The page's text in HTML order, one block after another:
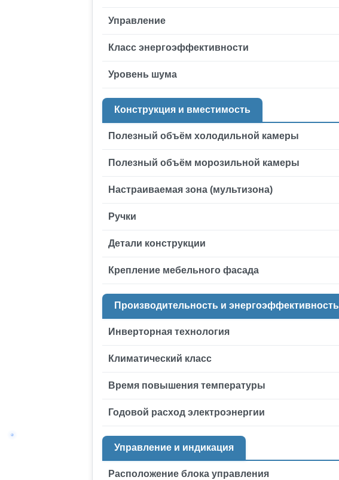
Управление
Класс энергоэффективности
Уровень шума
Конструкция и вместимость
Полезный объём холодильной камеры
Полезный объём морозильной камеры
Настраиваемая зона (мультизона)
Ручки
Детали конструкции
Крепление мебельного фасада
Производительность и энергоэффективность
Инверторная технология
Климатический класс
Время повышения температуры
Годовой расход электроэнергии
Управление и индикация
Расположение блока управления